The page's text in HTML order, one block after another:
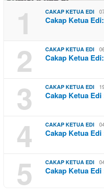
1 CAKAP KETUA EDI
Cakap Ketua
2 CAKAP KETUA EDI
Cakap Ketua
3 CAKAP KETUA EDI
Cakap Ketua
4 CAKAP KETUA EDI
Cakap Ketua
5 CAKAP KETUA EDI
Cakap Ketua